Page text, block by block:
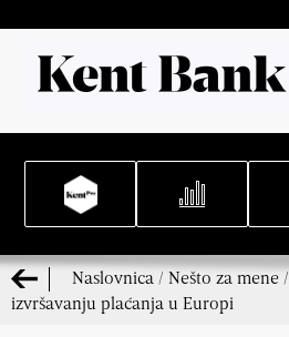
Naslovnica / Nešto za mene /
izvršavanju plaćanja u Europi